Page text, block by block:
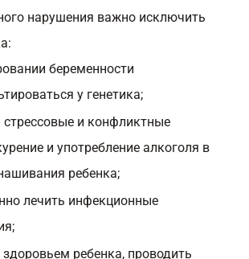
нарушения важно исключить
беременности
у генетика;
и конфликтные
и употребление алкоголя в
ребенка;
лечить инфекционные
здоровьем ребенка, проводить